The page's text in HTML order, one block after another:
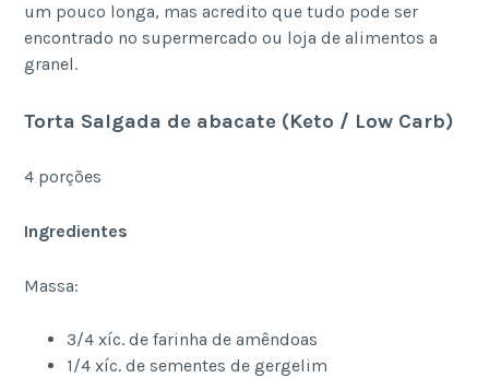
um pouco longa, mas acredito que tudo pode ser
encontrado no supermercado ou loja de alimentos a
granel.
Torta Salgada de abacate (Keto / Low Carb)
4 porções
Ingredientes
Massa:
3/4 xíc. de farinha de amêndoas
1/4 xíc. de sementes de gergelim